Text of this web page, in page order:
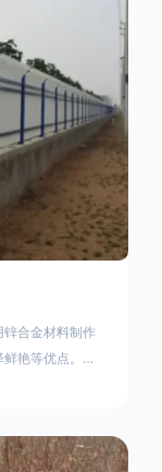
合金材料制作
艳等优点。该
卸；适合于大批
护栏可以用于